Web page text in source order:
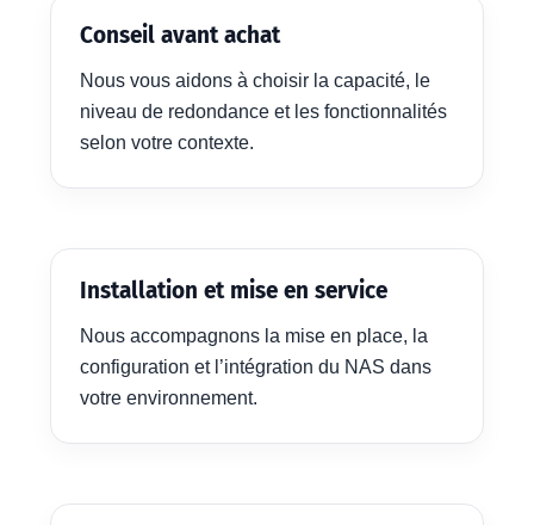
Conseil avant achat
Nous vous aidons à choisir la capacité, le
niveau de redondance et les fonctionnalités
selon votre contexte.
Installation et mise en service
Nous accompagnons la mise en place, la
configuration et l’intégration du NAS dans
votre environnement.